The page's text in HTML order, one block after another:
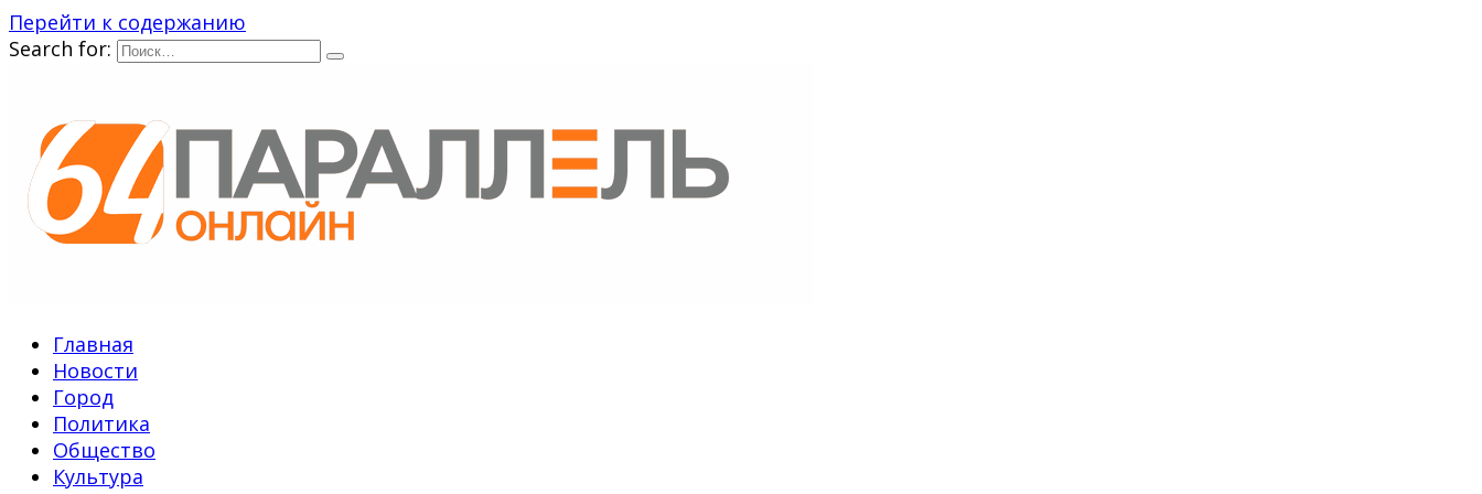
Перейти к содержанию
Search for:
Главная
Новости
Город
Политика
Общество
Культура